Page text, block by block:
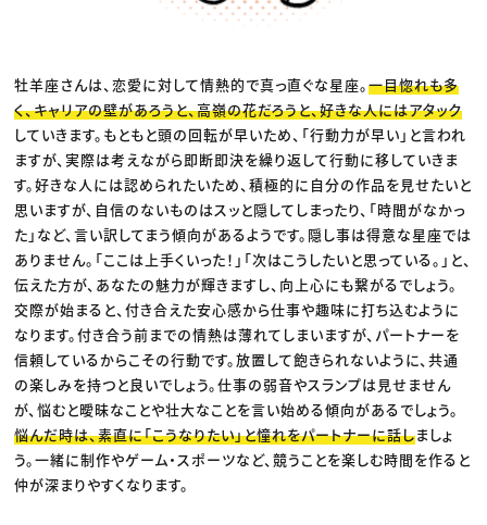
牡羊座さんは、恋愛に対して情熱的で真っ直ぐな星座。一目惚れも多
く、キャリアの壁があろうと、高嶺の花だろうと、好きな人にはアタック
していきます。もともと頭の回転が早いため、「行動力が早い」と言われ
ますが、実際は考えながら即断即決を繰り返して行動に移していきま
す。好きな人には認められたいため、積極的に自分の作品を見せたいと
思いますが、自信のないものはスッと隠してしまったり、「時間がなかっ
た」など、言い訳してまう傾向があるようです。隠し事は得意な星座では
ありません。「ここは上手くいった！」「次はこうしたいと思っている。」と、
伝えた方が、あなたの魅力が輝きますし、向上心にも繋がるでしょう。
交際が始まると、付き合えた安心感から仕事や趣味に打ち込むように
なります。付き合う前までの情熱は薄れてしまいますが、パートナーを
信頼しているからこその行動です。放置して飽きられないように、共通
の楽しみを持つと良いでしょう。仕事の弱音やスランプは見せません
が、悩むと曖昧なことや壮大なことを言い始める傾向があるでしょう。
悩んだ時は、素直に「こうなりたい」と憧れをパートナーに話しましょ
う。一緒に制作やゲーム・スポーツなど、競うことを楽しむ時間を作ると
仲が深まりやすくなります。